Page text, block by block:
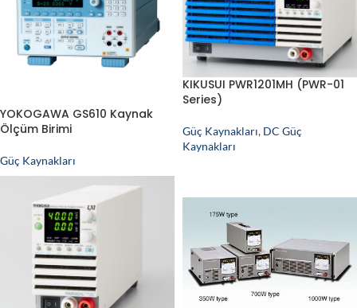
YOKOGAWA GS610 Kaynak
Ölçüm Birimi
Güç Kaynakları
KIKUSUI PWR1201MH (PWR-01
Series)
Güç Kaynakları, DC Güç
Kaynakları